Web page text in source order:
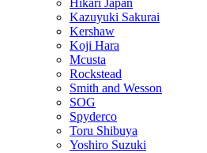
Hikari Japan
Kazuyuki Sakurai
Kershaw
Koji Hara
Mcusta
Rockstead
Smith and Wesson
SOG
Spyderco
Toru Shibuya
Yoshiro Suzuki